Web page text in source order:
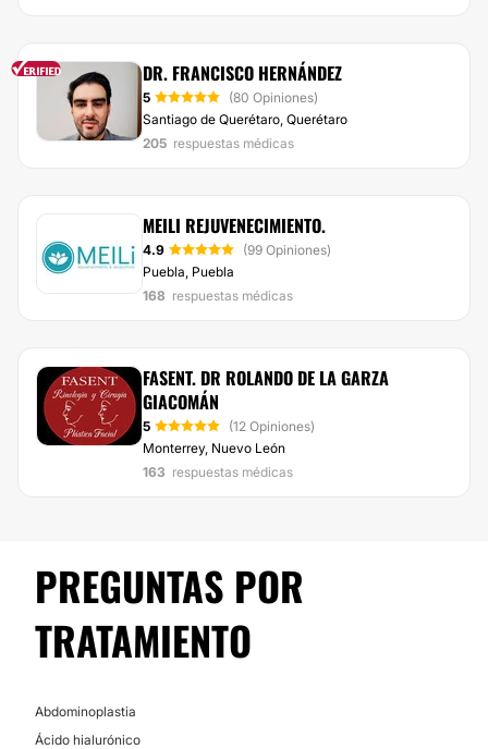
DR. FRANCISCO HERNÁNDEZ
5
(80 Opiniones)
Santiago de Querétaro, Querétaro
205 respuestas médicas
MEILI REJUVENECIMIENTO.
4.9
(99 Opiniones)
Puebla, Puebla
168 respuestas médicas
FASENT. DR ROLANDO DE LA GARZA
GIACOMÁN
5
(12 Opiniones)
Monterrey, Nuevo León
163 respuestas médicas
PREGUNTAS POR
TRATAMIENTO
Abdominoplastia
Ácido hialurónico